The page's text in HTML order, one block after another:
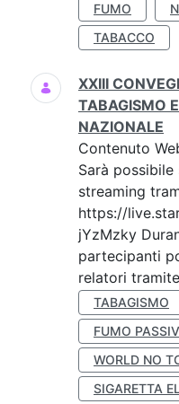
FUMO
TABACCO
XXIII
TABAGISMO
NAZIONALE
Contenuto
Sarà
streaming
https://
jYzMzky
partecipanti
relatori
TABAGISMO
FUMO
WORLD NO
SIGARETTA